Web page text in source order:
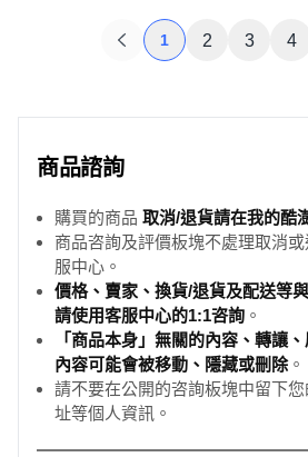
1 2 3 4
商品諮詢
購買的商品 取消/退貨請在我的酷
商品咨詢及評價板塊不處理取消
服中心。
價格、賣家、換貨/退貨及配送等
請使用客服中心的1:1咨詢 。
「商品本身」無關的內容、轉讓
內容可能會被移動、隱藏或刪除。
請不要在公開的咨詢板塊中留下
址等個人資訊。